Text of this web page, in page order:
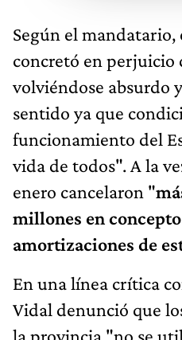
Según el mandatario,
concretó en perjuicio
volviéndose absurdo
sentido ya que
funcionamiento del
vida de todos". A la
enero cancelaron "
millones en
amortizaciones de
En una línea crítica
Vidal denunció que
la provincia "no se